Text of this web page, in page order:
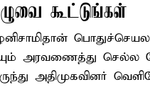
கூட்டுங்கள்
அரவணைத்து செல்ல
அதிமுகவினர்